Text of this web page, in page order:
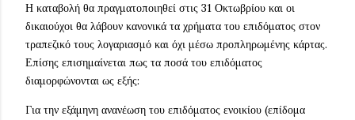
Η καταβολή θα πραγματοποιηθεί στις 31 Οκτωβρίου και οι
δικαιούχοι θα λάβουν κανονικά τα χρήματα του επιδόματος στον
τραπεζικό τους λογαριασμό και όχι μέσω προπληρωμένης κάρτας.
Επίσης επισημαίνεται πως τα ποσά του επιδόματος
διαμορφώνονται ως εξής:
Για την εξάμηνη ανανέωση του επιδόματος ενοικίου (επίδομα